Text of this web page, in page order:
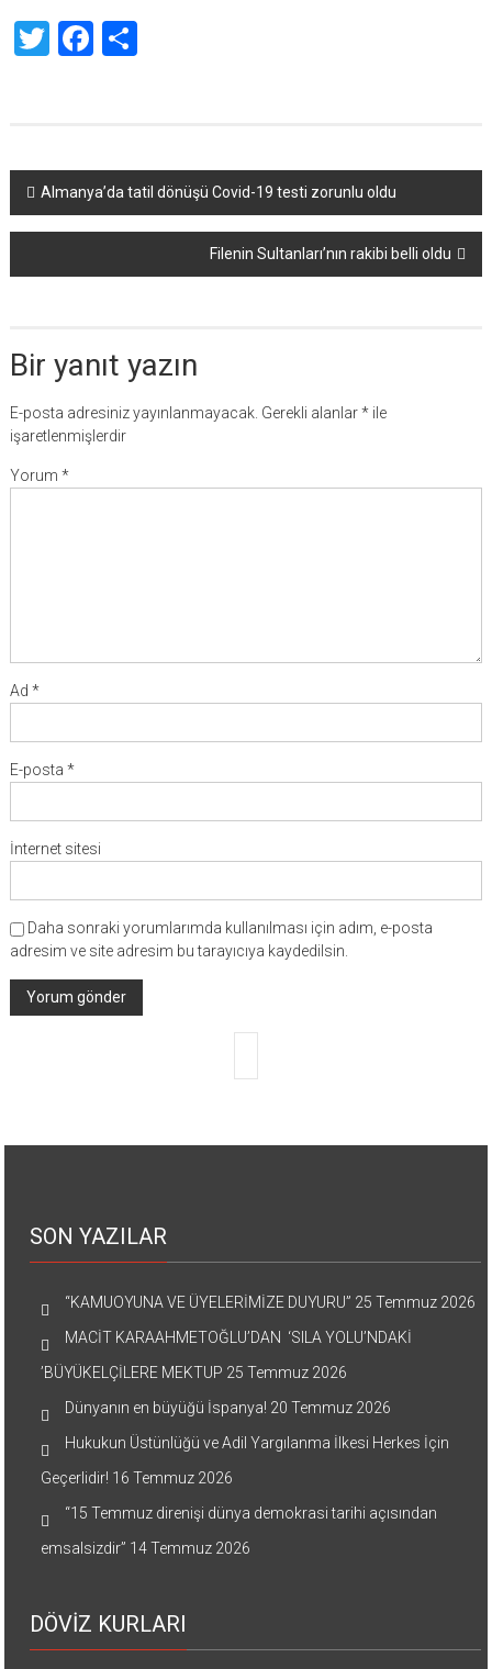
TwitterFacebook
Share
Yazı
dolaşımı
Almanya’da tatil dönüşü Covid-19 testi zorunlu oldu
Filenin Sultanları’nın rakibi belli oldu
Bir yanıt yazın
E-posta adresiniz yayınlanmayacak. Gerekli alanlar*ile
işaretlenmişlerdir
Yorum *
Ad *
E-posta *
İnternet sitesi
Daha sonraki yorumlarımda kullanılması için adım, e-posta
adresim ve site adresim bu tarayıcıya kaydedilsin.
SON YAZILAR
“KAMUOYUNA VE ÜYELERİMİZE DUYURU” 25 Temmuz 2026
MACİT KARAAHMETOĞLU’DAN ‘SILA YOLU’NDAKİ
’BÜYÜKELÇİLERE MEKTUP 25 Temmuz 2026
Dünyanın en büyüğü İspanya! 20 Temmuz 2026
Hukukun Üstünlüğü ve Adil Yargılanma İlkesi Herkes İçin
Geçerlidir! 16 Temmuz 2026
“15 Temmuz direnişi dünya demokrasi tarihi açısından
emsalsizdir” 14 Temmuz 2026
DÖVİZ KURLARI